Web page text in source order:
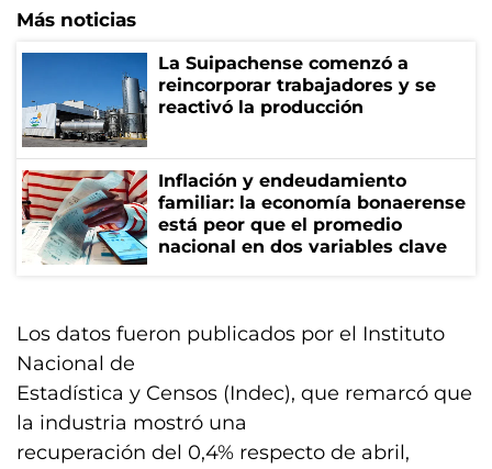
Más noticias
La Suipachense comenzó a
reincorporar trabajadores y se
reactivó la producción
Inflación y endeudamiento
familiar: la economía bonaerense
está peor que el promedio
nacional en dos variables clave
Los datos fueron publicados por el Instituto
Nacional de
Estadística y Censos (Indec), que remarcó que
la industria mostró una
recuperación del 0,4% respecto de abril,